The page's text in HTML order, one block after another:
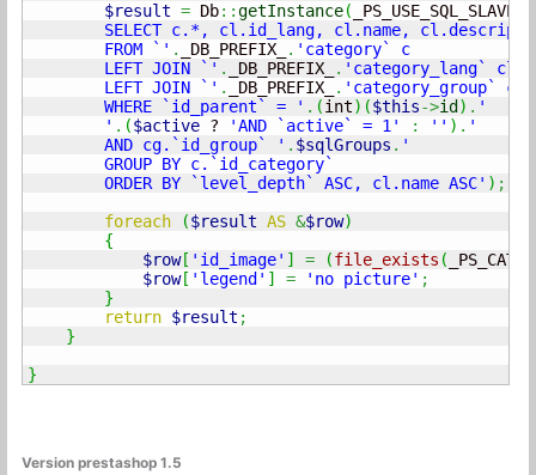
$result = Db::getInstance( _PS_USE_SQL_SLAVE_
SELECT c.*, cl.id_lang, cl.name,
FROM `' . _DB_PREFIX_ . 'category` c
LEFT JOIN `' . _DB_PREFIX_ . 'category_lang` cl
LEFT JOIN `' . _DB_PREFIX_ . 'category_group`
WHERE `id_parent` = ' . (int) ($this->id ) . '
' . ($active ? 'AND `active` = 1' : '' ) . '
AND cg.`id_group` ' . $sqlGroups . '
GROUP BY c.`id_category`
ORDER BY `level_depth` ASC, cl.name ASC' ) ;
foreach
($result AS &$row)
{
$row[ 'id_image' ] = (file_exists (
$row[ 'legend' ] = 'no picture' ;
}
return $result ;
}
}
Version prestashop 1.5